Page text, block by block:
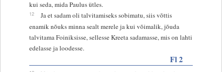
kui seda, mida Paulus ütles.
12
Ja et sadam oli talvitamiseks sobimatu, siis võttis
enamik nõuks minna sealt merele ja kui võimalik, jõuda
talvitama Foiniksisse, sellesse Kreeta sadamasse, mis on lahti
edelasse ja loodesse.
Fl 2